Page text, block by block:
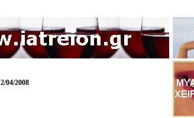
04/2008